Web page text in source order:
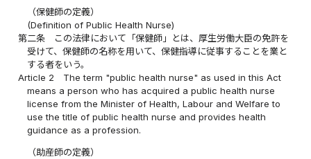
（保健師の定義）
(Definition of Public Health Nurse)
第二条
この法律において「保健師」とは、厚生労働大臣の免許を
受けて、保健師の名称を用いて、保健指導に従事することを業と
する者をいう。
Article 2
The term "public health nurse" as used in this Act
means a person who has acquired a public health nurse
license from the Minister of Health, Labour and Welfare to
use the title of public health nurse and provides health
guidance as a profession.
（助産師の定義）